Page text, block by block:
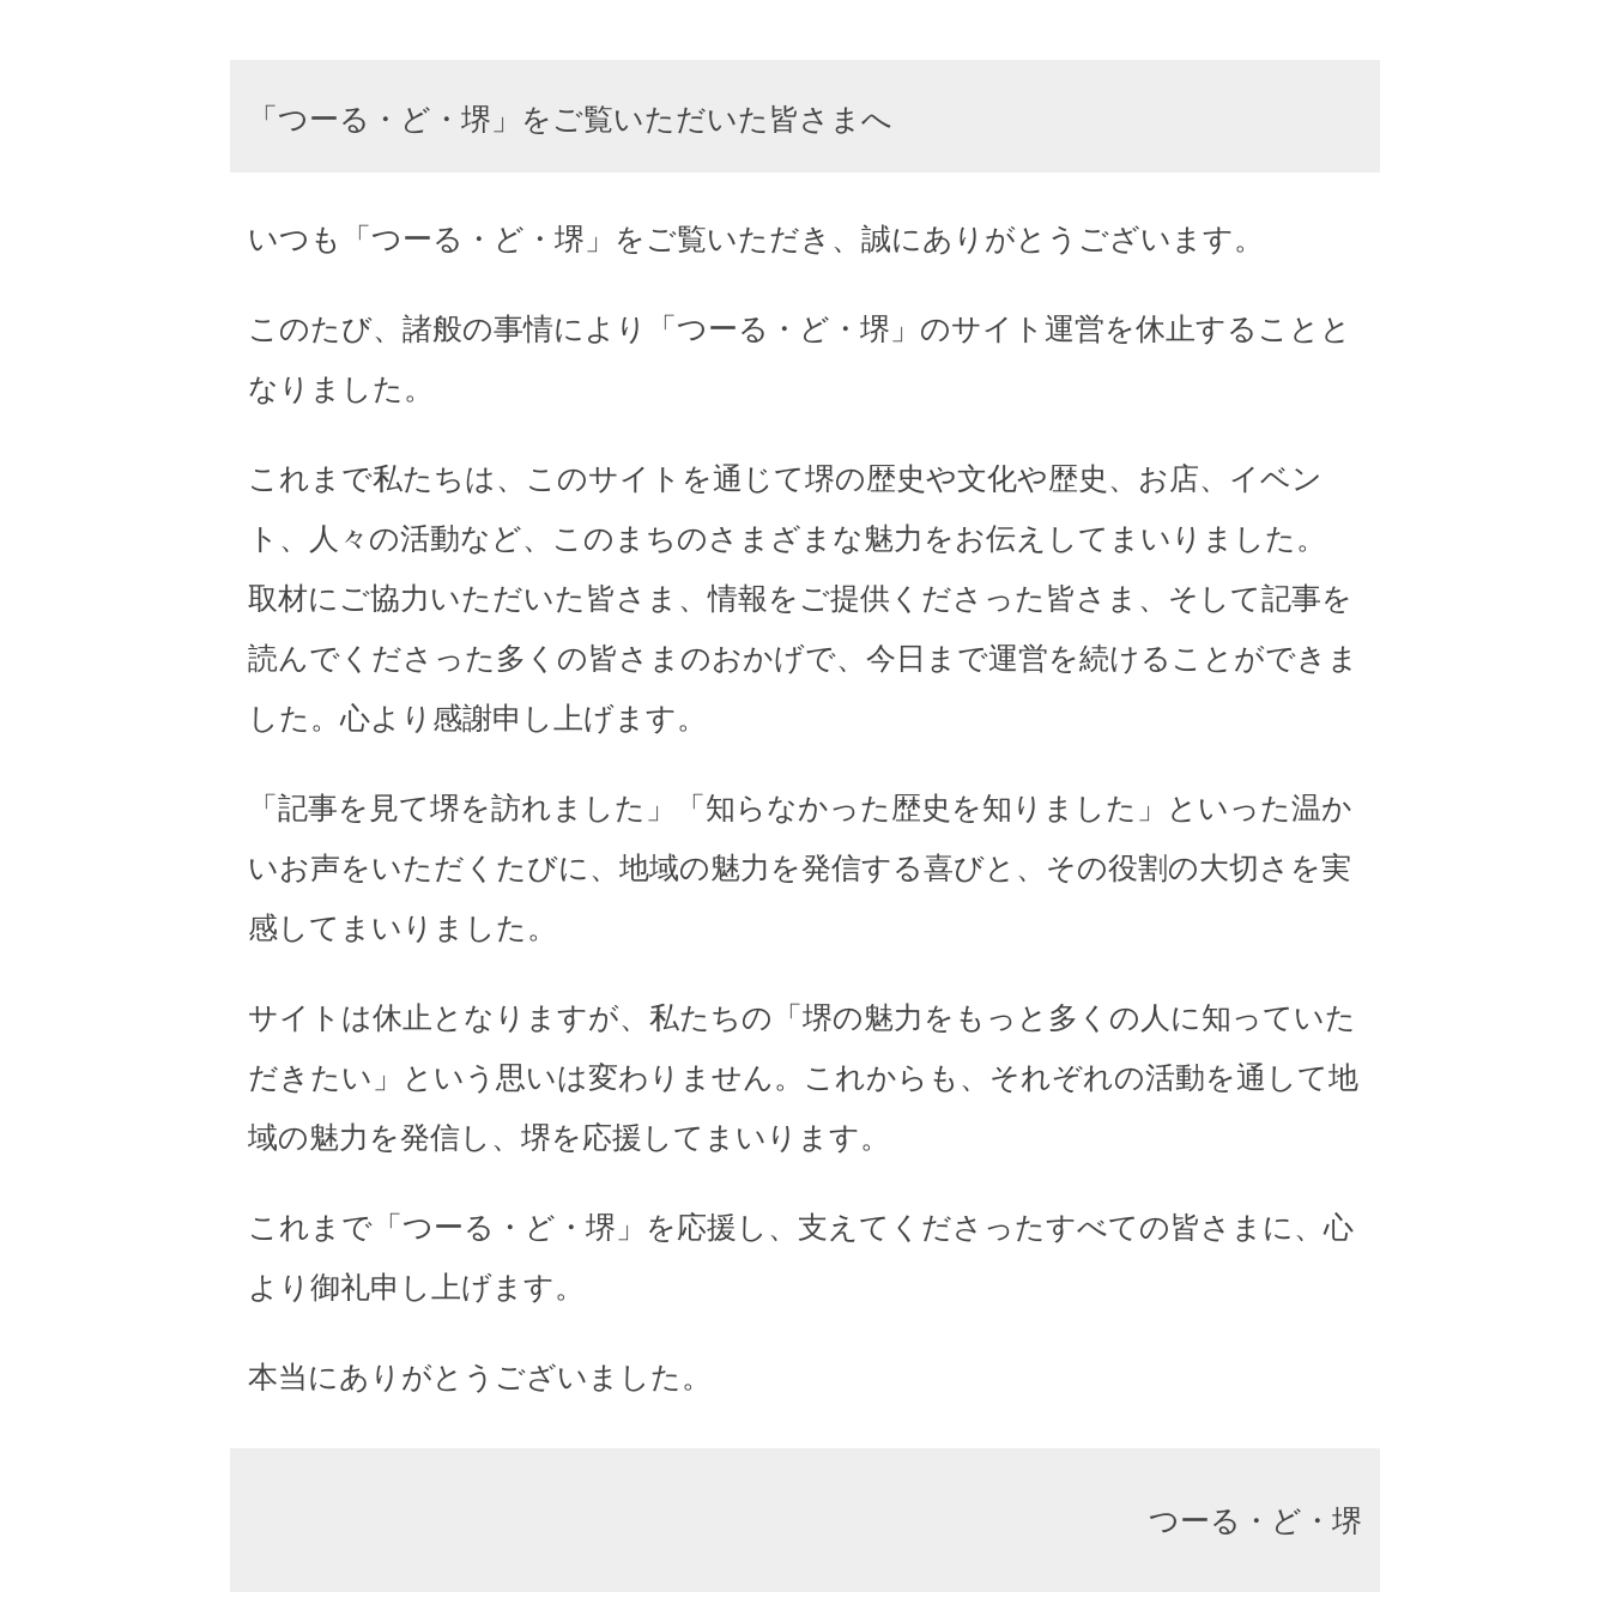
「つーる・ど・堺」をご覧いただいた皆さまへ
いつも「つーる・ど・堺」をご覧いただき、誠にありがとうございます。
このたび、諸般の事情により「つーる・ど・堺」のサイト運営を休止することと
なりました。
これまで私たちは、このサイトを通じて堺の歴史や文化や歴史、お店、イベン
ト、人々の活動など、このまちのさまざまな魅力をお伝えしてまいりました。
取材にご協力いただいた皆さま、情報をご提供くださった皆さま、そして記事を
読んでくださった多くの皆さまのおかげで、今日まで運営を続けることができま
した。心より感謝申し上げます。
「記事を見て堺を訪れました」「知らなかった歴史を知りました」といった温か
いお声をいただくたびに、地域の魅力を発信する喜びと、その役割の大切さを実
感してまいりました。
サイトは休止となりますが、私たちの「堺の魅力をもっと多くの人に知っていた
だきたい」という思いは変わりません。これからも、それぞれの活動を通して地
域の魅力を発信し、堺を応援してまいります。
これまで「つーる・ど・堺」を応援し、支えてくださったすべての皆さまに、心
より御礼申し上げます。
本当にありがとうございました。
つーる・ど・堺